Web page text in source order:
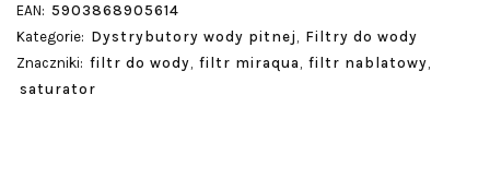
EAN: 5903868905614
Kategorie: Dystrybutory wody pitnej
Filtry do wody
Znaczniki: filtr do wody filtr miraqua filtr nablatowy
saturator